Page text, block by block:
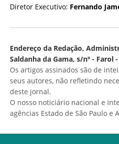
Diretor Executivo: Fernando
Endereço da Redação,
Saldanha da Gama, s/nº - Farol
Os artigos assinados são de
seus autores, não refletindo
deste jornal.
O nosso noticiário nacional e
agências Estado de São Paulo e